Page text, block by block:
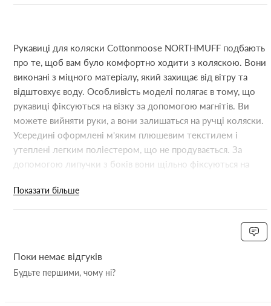
Рукавиці для коляски Cottonmoose NORTHMUFF подбають
про те, щоб вам було комфортно ходити з коляскою. Вони
виконані з міцного матеріалу, який захищає від вітру та
відштовхує воду. Особливість моделі полягає в тому, що
рукавиці фіксуються на візку за допомогою магнітів. Ви
можете вийняти руки, а вони залишаться на ручці коляски.
Усередині оформлені м'яким плюшевим текстилем і
утеплені легким поліестером, що не продувається. За
допомогою липучки з боків вони щільно фіксуються на
собою ремінцем із застібкою — ви не втратите одну з пари.
вологи в пральній машині Розмір: довжина – 29 см, ширина
Показати більше
Поки немає відгуків
Будьте першими, чому ні?